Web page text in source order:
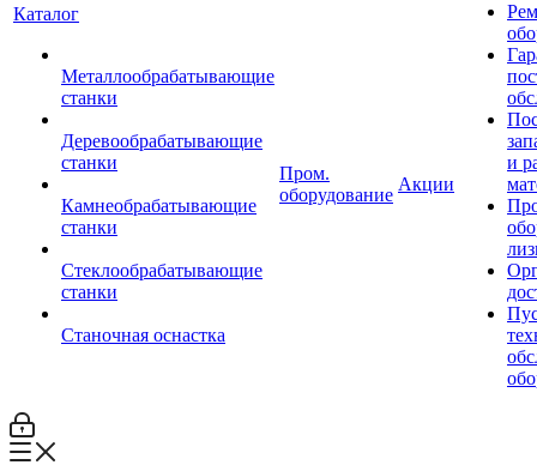
Каталог
Металлообрабатывающие
станки
Деревообрабатывающие
станки
Камнеобрабатывающие
станки
Стеклообрабатывающие
станки
Станочная оснастка
Пром.
оборудование
Акции
и